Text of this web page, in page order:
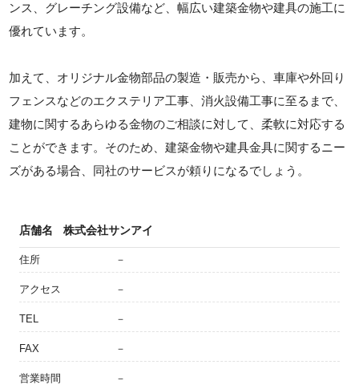
ンス、グレーチング設備など、幅広い建築金物や建具の施工に
優れています。
加えて、オリジナル金物部品の製造・販売から、車庫や外回り
フェンスなどのエクステリア工事、消火設備工事に至るまで、
建物に関するあらゆる金物のご相談に対して、柔軟に対応する
ことができます。そのため、建築金物や建具金具に関するニー
ズがある場合、同社のサービスが頼りになるでしょう。
店舗名 株式会社サンアイ
住所 －
アクセス －
TEL －
FAX －
営業時間 －